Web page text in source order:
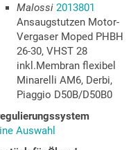
Malossi 2013801
Ansaugstutzen Motor-
Vergaser Moped PHBH
26-30, VHST 28
inkl.Membran flexibel
Minarelli AM6, Derbi,
Piaggio D50B/D50B0
Auswahl